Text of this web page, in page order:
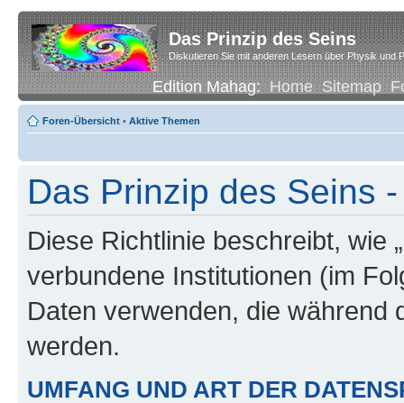
Das Prinzip des Seins
Diskutieren Sie mit anderen Lesern über Physik und
Edition Mahag:Home Sitemap
Foren-Übersicht • Aktive Themen
Das Prinzip des Seins
Diese Richtlinie beschreibt, wie
verbundene Institutionen (im
Daten verwenden, die während
werden.
UMFANG UND ART DER